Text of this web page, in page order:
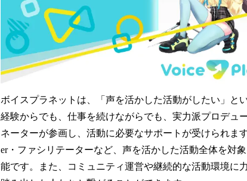
ボイスプラネットは、「声を活かした活動がしたい」と
経験からでも、仕事を続けながらでも、実力派プロデュ
ネーターが参画し、活動に必要なサポートが受けられま
er・ファシリテーターなど、声を活かした活動全体を対
能です。また、コミュニティ運営や継続的な活動環境に